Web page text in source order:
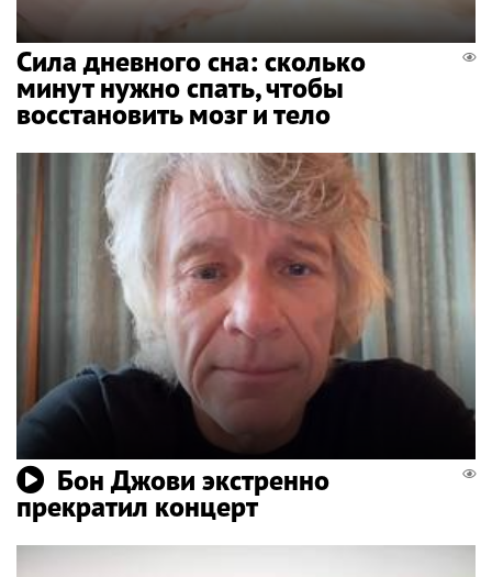
Сила дневного сна: сколько
минут нужно спать, чтобы
восстановить мозг и тело
Бон Джови экстренно
прекратил концерт